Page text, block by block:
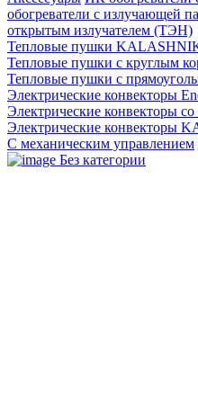
обогреватели с излучающей
открытым излучателем (ТЭН)
Тепловые пушки
Тепловые пушки с круглым
Тепловые пушки с
Электрические конвекторы
Электрические конвекторы
Электрические конвекторы
С механическим управлением
Без категории